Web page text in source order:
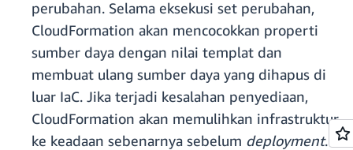
perubahan. Selama eksekusi set perubahan,
CloudFormation akan mencocokkan properti
sumber daya dengan nilai templat dan
membuat ulang sumber daya yang dihapus di
luar IaC. Jika terjadi kesalahan penyediaan,
CloudFormation akan memulihkan infrastruktur
ke keadaan sebenarnya sebelum deployment.